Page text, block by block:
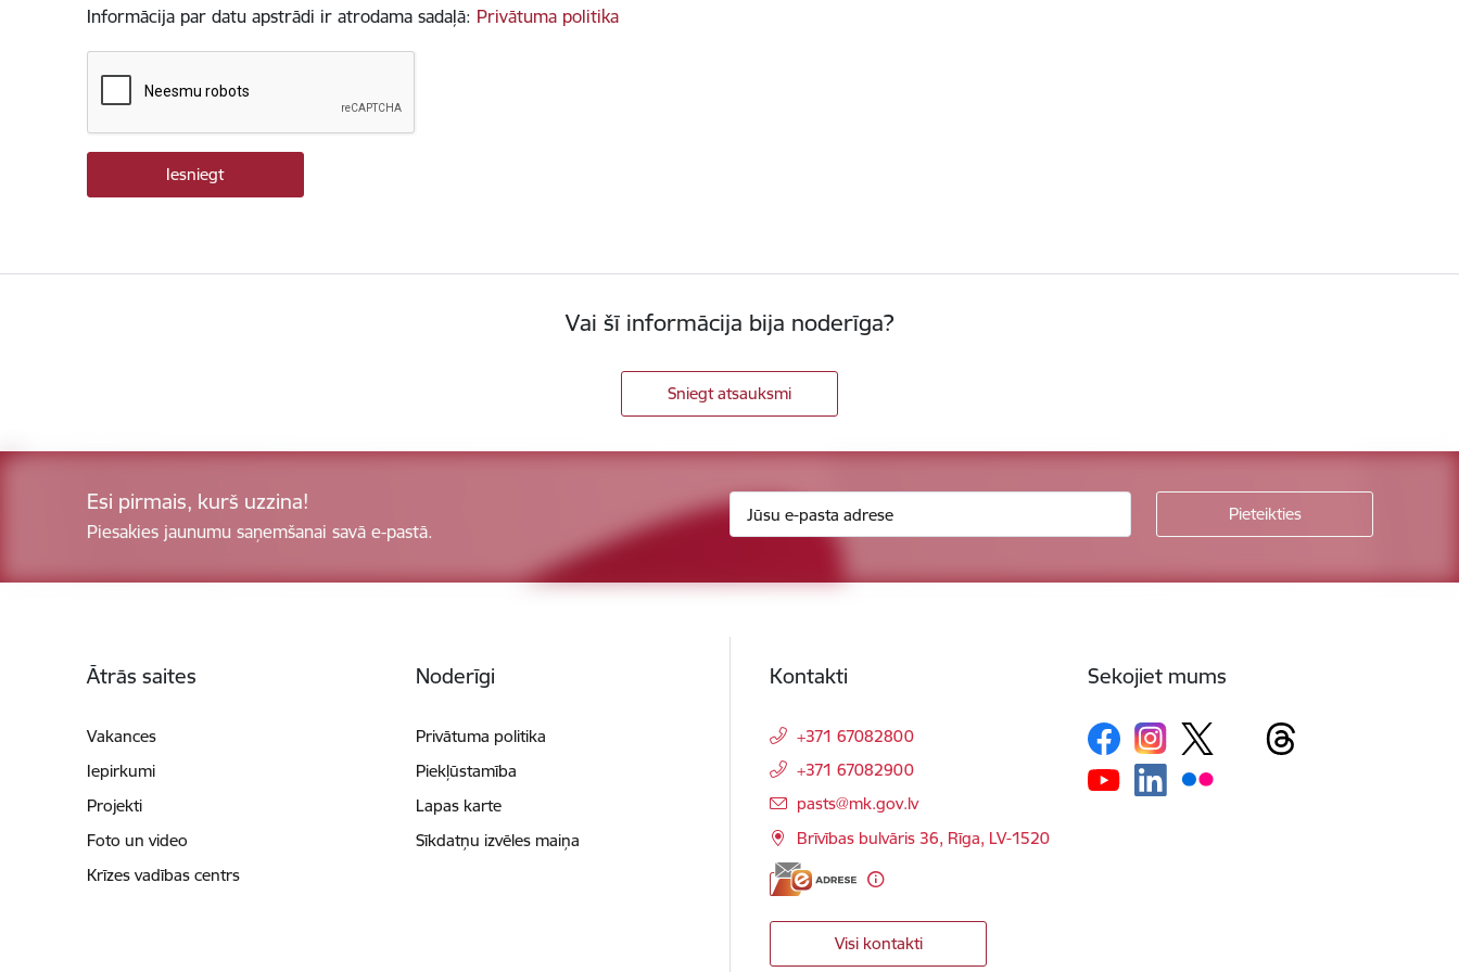
Informācija par datu apstrādi ir atrodama sadaļā: Privātuma politika
Vai šī informācija bija noderīga?
Sniegt atsauksmi
Esi pirmais, kurš uzzina!
Piesakies jaunumu saņemšanai savā e-pastā.
Ātrās saites
Vakances
Iepirkumi
Projekti
Foto un video
Krīzes vadības centrs
Noderīgi
Privātuma politika
Piekļūstamība
Lapas karte
Sīkdatņu izvēles maiņa
Kontakti
+371 67082800
+371 67082900
E-pasts:
pasts@mk.gov.lv
Brīvības bulvāris 36, Rīga, LV-1520
Visi kontakti
Sekojiet mums